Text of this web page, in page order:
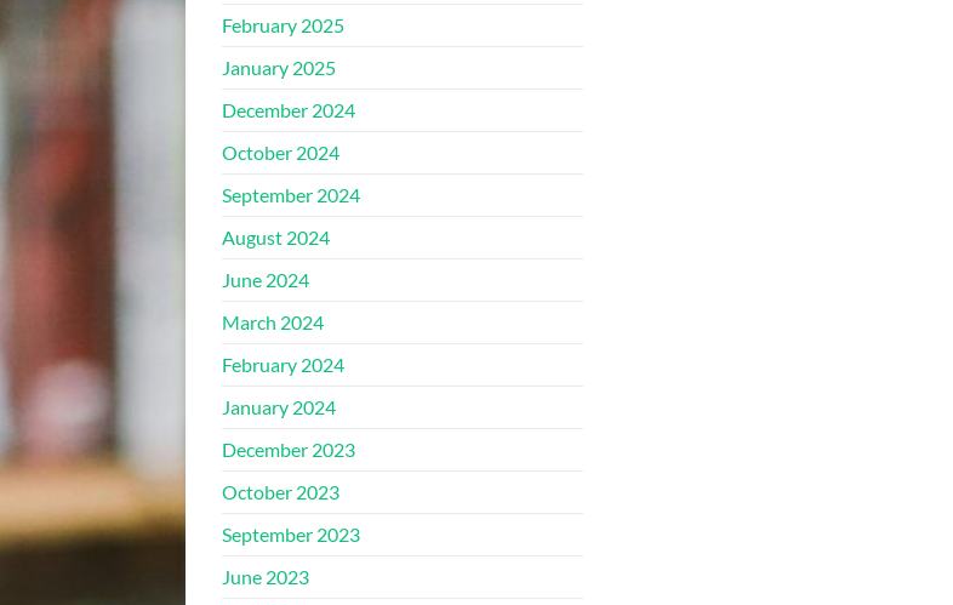
February 2025
January 2025
December 2024
October 2024
September 2024
August 2024
June 2024
March 2024
February 2024
January 2024
December 2023
October 2023
September 2023
June 2023